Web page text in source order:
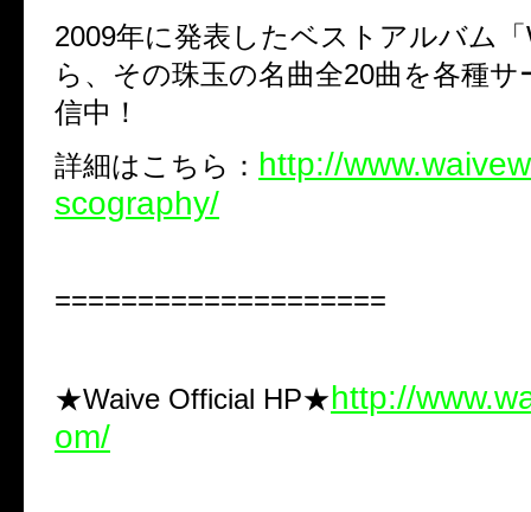
2009年に発表したベストアルバム
ら、その珠玉の名曲全20曲を各種
信中！
詳細はこちら： http://
scography/
====================
★Waive Official HP★http://
om/